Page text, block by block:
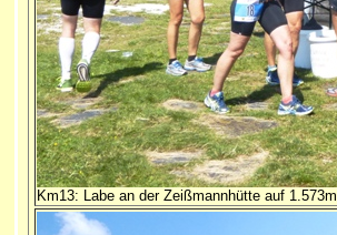
Km13: Labe an der Zeißmannhütte auf 1.573m